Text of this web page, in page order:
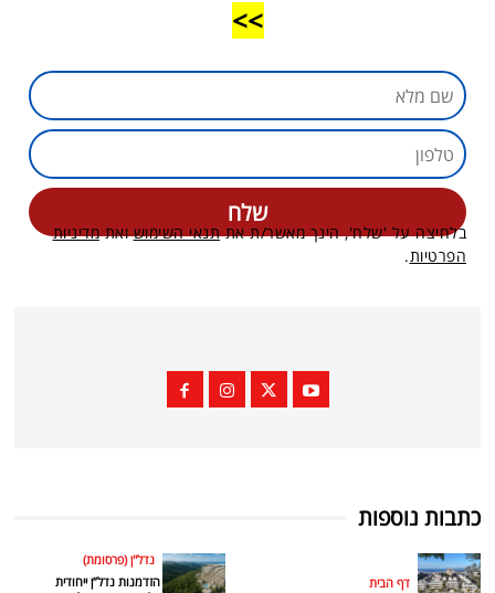
>>
בלחיצה על 'שלח', הינך מאשר/ת אתתנאי השימושואתמדיניות
הפרטיות.
כתבות נוספות
דף הבית
נדל"ן (פרסומת)
הזדמנות נדל”ן ייחודית